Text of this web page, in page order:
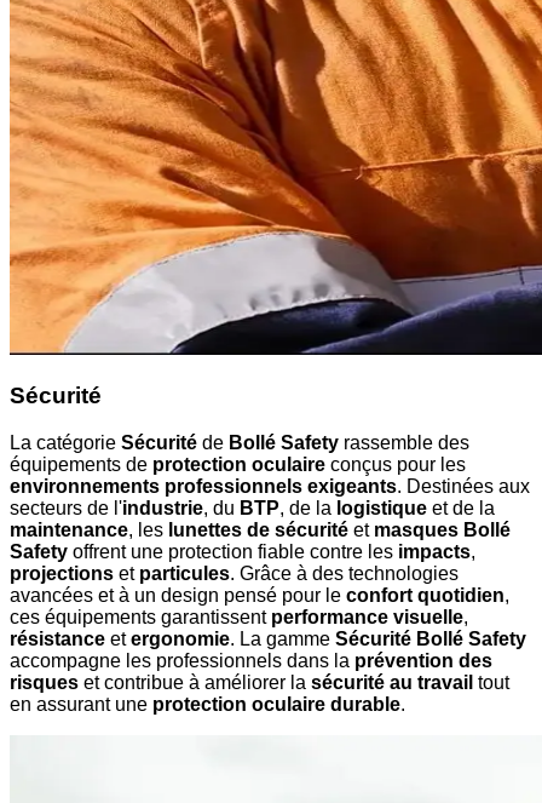
Sécurité
La catégorie Sécurité de Bollé Safety rassemble des
équipements de protection oculaire conçus pour les
environnements professionnels exigeants. Destinées aux
secteurs de l'industrie, du BTP, de la logistique et de la
maintenance, les lunettes de sécurité et masques Bollé
Safety offrent une protection fiable contre les impacts,
projections et particules. Grâce à des technologies
avancées et à un design pensé pour le confort quotidien,
ces équipements garantissent performance visuelle,
résistance etergonomie. La gamme Sécurité Bollé Safety
accompagne les professionnels dans la prévention des
risques et contribue à améliorer la sécurité au travail tout
en assurant une protection oculaire durable.